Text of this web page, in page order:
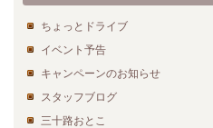
ちょっとドライブ
イベント予告
キャンペーンのお知らせ
スタッフブログ
三十路おとこ